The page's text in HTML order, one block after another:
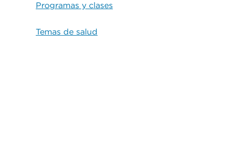
Programas y clases
Temas de salud